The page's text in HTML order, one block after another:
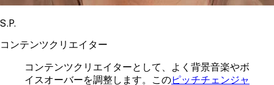
S.P.
コンテンツクリエイター
コンテンツクリエイターとして、よく背景音楽やボ
イスオーバーを調整します。このピッチチェンジャ